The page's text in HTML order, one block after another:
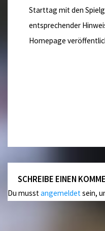
Starttag mit den
entsprechender
Homepage
SCHREIBE EINEN
Du musstangemeldetsein,